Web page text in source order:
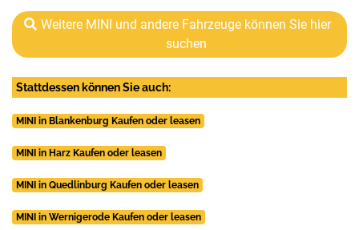
Weitere MINI und andere Fahrzeuge können Sie hier
suchen
Stattdessen können Sie auch:
MINI in Blankenburg Kaufen oder leasen
MINI in Harz Kaufen oder leasen
MINI in Quedlinburg Kaufen oder leasen
MINI in Wernigerode Kaufen oder leasen